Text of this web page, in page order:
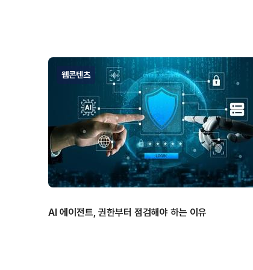
웹콘텐츠
AI 에이전트, 권한부터 점검해야 하는 이유